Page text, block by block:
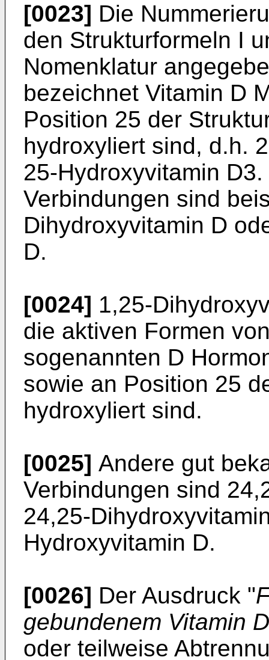
[0023] Die
den Strukturformeln I
Nomenklatur
bezeichnet Vitamin D
Position 25 der
hydroxyliert sind, d.h.
25-Hydroxyvitamin
Verbindungen sind
Dihydroxyvitamin D
D.
[0024] 1,25-
die aktiven Formen
sogenannten D
sowie an Position 25
hydroxyliert sind.
[0025] Andere gut
Verbindungen sind
24,25-
Hydroxyvitamin D.
[0026] Der Ausdruck "
gebundenem Vitamin D
oder teilweise